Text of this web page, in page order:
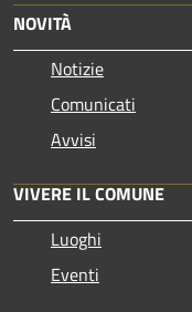
NOVITÀ
Notizie
Comunicati
Avvisi
VIVERE IL COMUNE
Luoghi
Eventi